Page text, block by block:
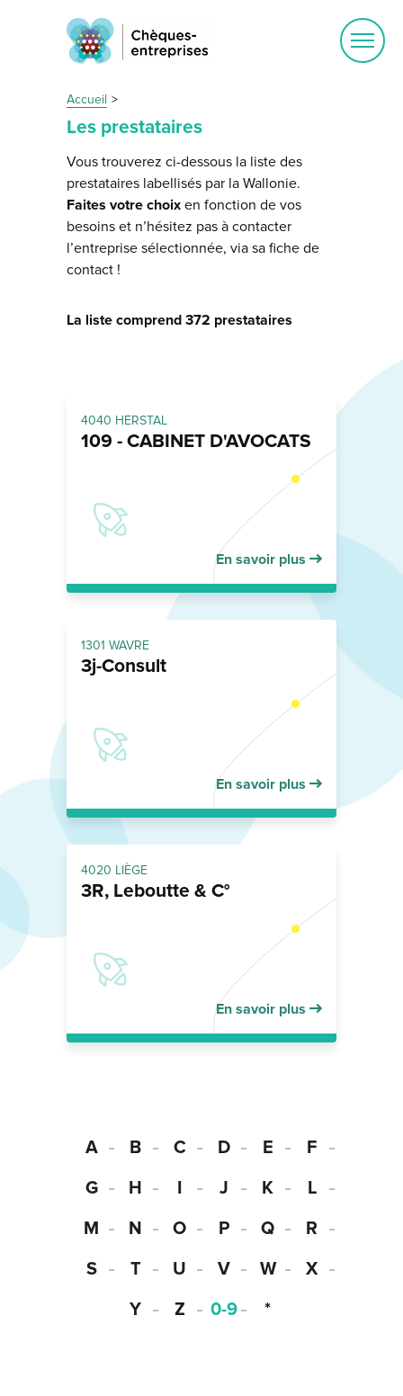
Accueil
Les prestataires
Vous trouverez ci-dessous la liste des
prestataires labellisés par la Wallonie.
Faites votre choix en fonction de vos
besoins et n’hésitez pas à contacter
l’entreprise sélectionnée, via sa fiche de
contact !
La liste comprend 372 prestataires
4040 HERSTAL
109 - CABINET D'AVOCATS
En savoir plus
1301 WAVRE
3j-Consult
En savoir plus
4020 LIÈGE
3R, Leboutte & C°
En savoir plus
A B C D E
F
G
H I J K
L
M
N O P Q
R
S
T U V W
X
Y
Z 0-9 *
Ouvrir
le